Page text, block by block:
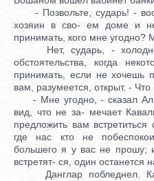
- Позвольте, сударь! -
хозяин в сво- ем доме и
принимать, кого мне угодно?
Нет, сударь, - холодно
обстоятельства, когда
принимать, если не хочешь
вам, разумеется, открыт. -
- Мне угодно, - сказал
вид, что не за- мечает
предложить вам
где нас кто не
большего я у вас не прошу;
встретят- ся, один останется
Данглар побледнел.